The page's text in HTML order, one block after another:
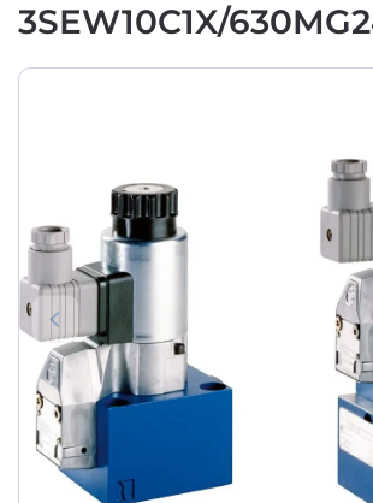
3SEW10C1X/